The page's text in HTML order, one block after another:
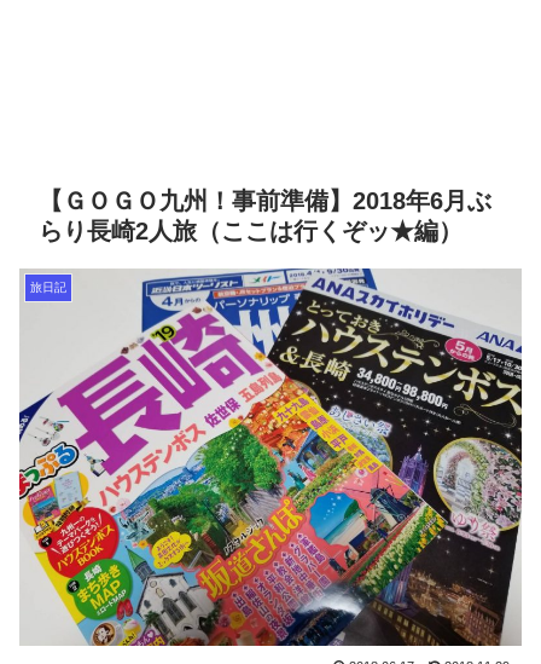
【ＧＯＧＯ九州！事前準備】2018年6月ぶ
らり長崎2人旅（ここは行くぞッ★編）
旅日記